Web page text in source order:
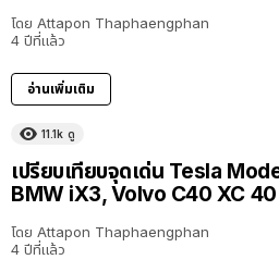
โดย Attapon Thaphaengphan
4 ปีที่แล้ว
อ่านเพิ่มเติม
11.1k ดู
เปรียบเทียบจุดเด่น Tesla
BMW iX3, Volvo C40 XC 40
โดย Attapon Thaphaengphan
4 ปีที่แล้ว